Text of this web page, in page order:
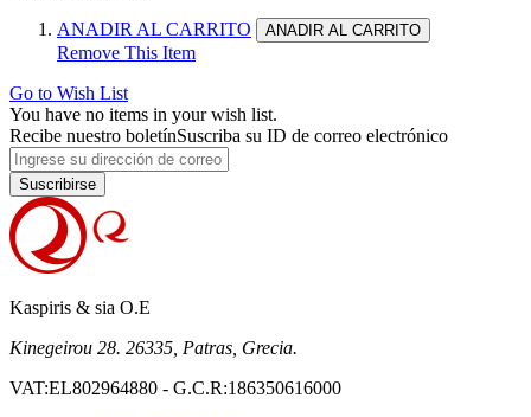
ANADIR AL CARRITO ANADIR AL CARRITO
Remove This Item
Go to Wish List
You have no items in your wish list.
Recibe nuestro boletínSuscriba su ID de correo electrónico
Suscribirse
Kaspiris & sia O.E
Kinegeirou 28. 26335, Patras, Grecia.
VAT:EL802964880 - G.C.R:186350616000